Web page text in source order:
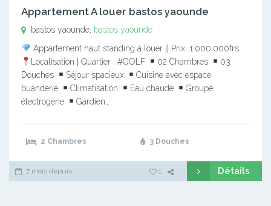
Appartement A louer bastos yaounde
bastos yaounde, bastos yaounde
Appartement haut standing à louer || Prix: 1.000.000frs
Localisation | Quartier : #GOLF
02 Chambres
03
Douches
Séjour spacieux
Cuisine avec espace
buanderie
Climatisation Eau chaude
Groupe
électrogène
Gardien…
2 Chambres 3 Douches
7 mois depuis 1 Détails